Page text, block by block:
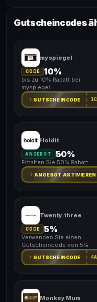
Gutscheincodes
myspiegel
CODE 10%
bis zu 10% Rabatt bei
myspiegel
GUTSCHEINCODE
Holdit
ANGEBOT 50%
Erhalten Sie 50% Rabatt.
ANGEBOT AKTIVIEREN
Twenty:three
CODE 5%
Verwenden Sie einen
Gutscheincode von 5%
GUTSCHEINCODE
Monkey Mum